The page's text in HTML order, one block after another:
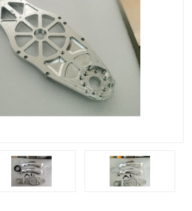
机床零件加工
数控机床加工